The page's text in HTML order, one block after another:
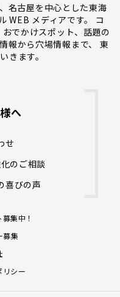
名古屋を中心とした東海
WEB メディアです。 コ
でかけスポット、話題の
報から穴場情報まで、 東
きます。
へ
せ
のご相談
喜びの声
集中！
募集
リシー